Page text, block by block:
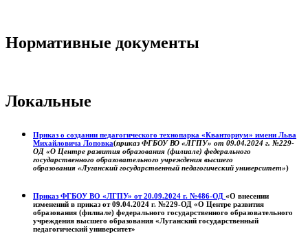
Нормативные документы
Локальные
Приказ о создании педагогического технопарка «Кванториум» имени Льва
Михайловича Лоповка(приказ ФГБОУ ВО «ЛГПУ» от 09.04.2024 г. №229-
ОД «О Центре развития образования (филиале) федерального
государственного образовательного учреждения высшего
образования «Луганский государственный педагогический университет»)
Приказ ФГБОУ ВО «ЛГПУ» от 20.09.2024 г. №486-ОД «О внесении
изменений в приказ от 09.04.2024 г. №229-ОД «О Центре развития
образования (филиале) федерального государственного образовательного
учреждения высшего образования «Луганский государственный
педагогический университет»